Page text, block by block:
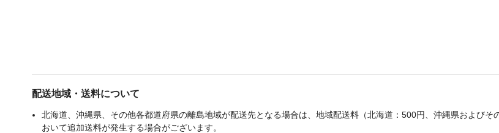
配送地域・送料について
北海道、沖縄県、その他各都道府県の離島地域が配送先となる場合は、地域配送料（北海道：500円、沖縄県および
おいて追加送料が発生する場合がございます。